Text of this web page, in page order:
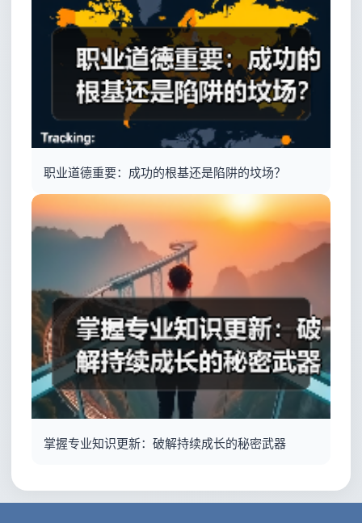
职业道德重要：成功的根基还是陷阱的坟场？
掌握专业知识更新：破解持续成长的秘密武器